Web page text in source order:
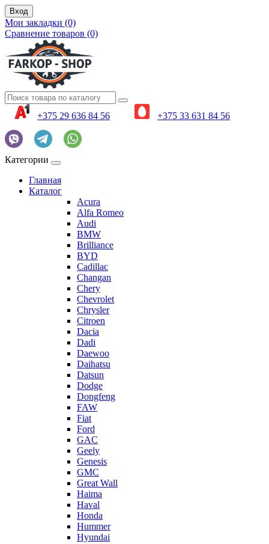
Вход
Мои закладки (0)
Сравнение товаров (0)
+375 29 636 84 56 +375 33 631 84 56
Категории
Главная
Каталог
Acura
Alfa Romeo
Audi
BMW
Brilliance
BYD
Cadillac
Changan
Chery
Chevrolet
Chrysler
Citroen
Dacia
Dadi
Daewoo
Daihatsu
Datsun
Dodge
Dongfeng
FAW
Fiat
Ford
GAC
Geely
Genesis
GMC
Great Wall
Haima
Haval
Honda
Hummer
Hyundai